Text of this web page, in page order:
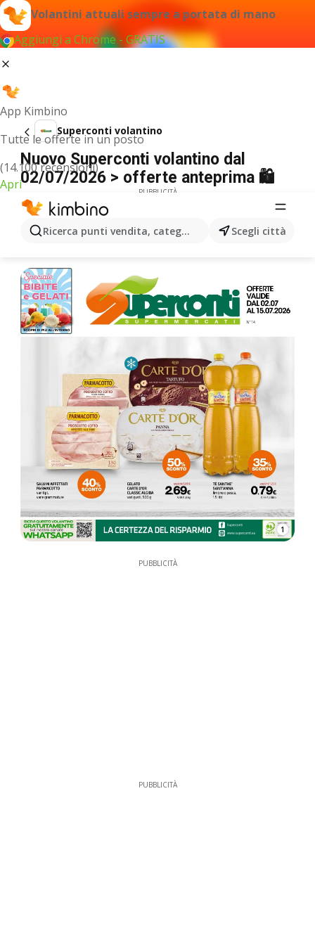
Volantini attuali sempre a portata di mano
Aggiungi a Chrome - GRATIS
App Kimbino
Tutte le offerte in un posto
(14.100 recensioni)
Apri
Ricerca punti vendita, categorie, prodotti...Scegli città
Superconti volantino
Nuovo Superconti volantino dal
02/07/2026 > offerte anteprima 🛍️
PUBBLICITÀ
1
PUBBLICITÀ
PUBBLICITÀ